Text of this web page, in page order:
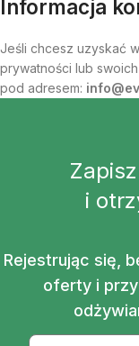
Informacja
Jeśli chcesz uzyskać
prywatności lub
pod adresem:
i
Rejestrując się,
oferty i